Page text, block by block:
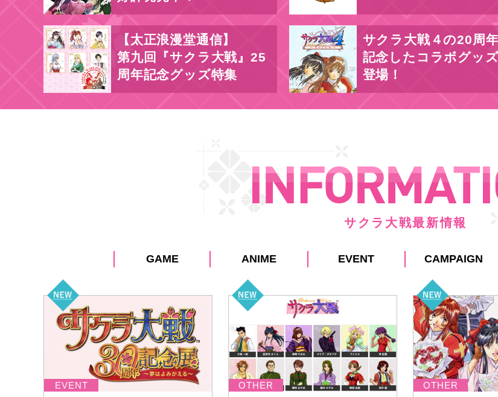
【太正浪漫堂通信】
第九回『サクラ大戦』25
周年記念グッズ特集
サクラ大戦４の20周
記念したコラボグッ
登場！
サクラ大戦最新情報
GAME ANIME EVENT CAMPAIGN